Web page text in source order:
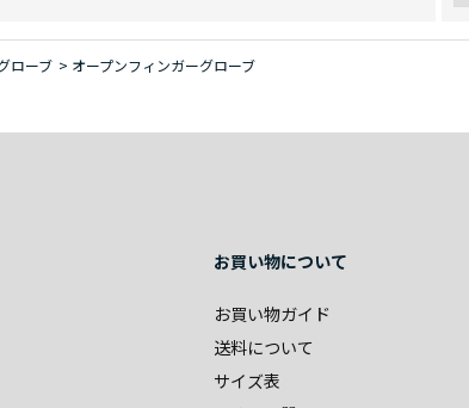
ローブ > オープンフィンガーグローブ
お買い物について
お買い物ガイド
送料について
サイズ表